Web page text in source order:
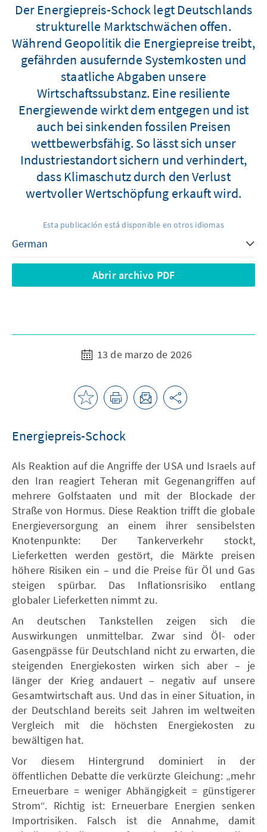
Der Energiepreis-Schock legt Deutschlands
strukturelle Marktschwächen offen.
Während Geopolitik die Energiepreise treibt,
gefährden ausufernde Systemkosten und
staatliche Abgaben unsere
Wirtschaftssubstanz. Eine resiliente
Energiewende wirkt dem entgegen und ist
auch bei sinkenden fossilen Preisen
wettbewerbsfähig. So lässt sich unser
Industriestandort sichern und verhindert,
dass Klimaschutz durch den Verlust
wertvoller Wertschöpfung erkauft wird.
Esta publicación está disponible en otros idiomas
Abrir archivo PDF
13 de marzo de 2026
Energiepreis-Schock
Als Reaktion auf die Angriffe der USA und Israels auf
den Iran reagiert Teheran mit Gegenangriffen auf
mehrere Golfstaaten und mit der Blockade der
Straße von Hormus. Diese Reaktion trifft die globale
Energieversorgung an einem ihrer sensibelsten
Knotenpunkte: Der Tankerverkehr stockt,
Lieferketten werden gestört, die Märkte preisen
höhere Risiken ein – und die Preise für Öl und Gas
steigen spürbar. Das Inflationsrisiko entlang
globaler Lieferketten nimmt zu.
An deutschen Tankstellen zeigen sich die
Auswirkungen unmittelbar. Zwar sind Öl- oder
Gasengpässe für Deutschland nicht zu erwarten, die
steigenden Energiekosten wirken sich aber – je
länger der Krieg andauert – negativ auf unsere
Gesamtwirtschaft aus. Und das in einer Situation, in
der Deutschland bereits seit Jahren im weltweiten
Vergleich mit die höchsten Energiekosten zu
bewältigen hat.
Vor diesem Hintergrund dominiert in der
öffentlichen Debatte die verkürzte Gleichung: „mehr
Erneuerbare = weniger Abhängigkeit = günstigerer
Strom“. Richtig ist: Erneuerbare Energien senken
Importrisiken. Falsch ist die Annahme, damit